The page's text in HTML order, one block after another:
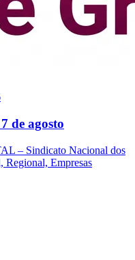
de agosto
– Sindicato Nacional dos
Regional, Empresas